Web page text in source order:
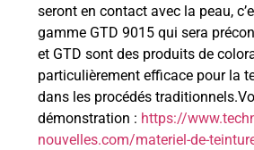
seront en contact avec la peau,
gamme GTD 9015 qui sera
et GTD sont des produits de
particulièrement efficace pour la
dans les procédés
démonstration : https://
nouvelles.com/materiel-de-